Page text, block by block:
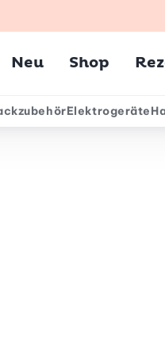
Neu Shop
Elektrogeräte